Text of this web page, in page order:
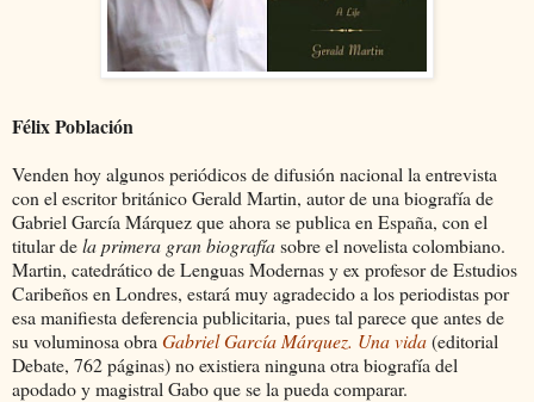
Félix Población
Venden hoy algunos periódicos de difusión nacional la entrevista
con el escritor británico Gerald Martin, autor de una biografía de
Gabriel García Márquez que ahora se publica en España, con el
titular dela primera gran biografíasobre el novelista colombiano.
Martin, catedrático de Lenguas Modernas y ex profesor de Estudios
Caribeños en Londres, estará muy agradecido a los periodistas por
esa manifiesta deferencia publicitaria, pues tal parece que antes de
su voluminosa obra Gabriel García Márquez. Una vida(editorial
Debate, 762 páginas) no existiera ninguna otra biografía del
apodado y magistral Gabo que se la pueda comparar.